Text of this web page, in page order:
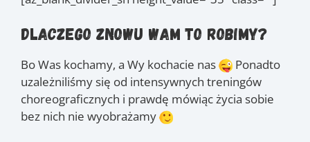
Dlaczego znowu Wam to robimy?
Bo Was kochamy, a Wy kochacie nas
Ponadto
uzależniliśmy się od intensywnych treningów
choreograficznych i prawdę mówiąc życia sobie
bez nich nie wyobrażamy